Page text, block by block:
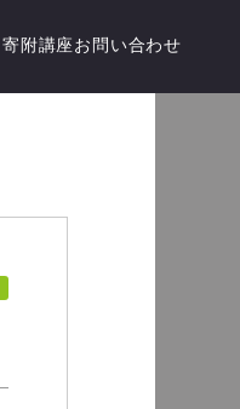
寄附講座 お問い合わせ